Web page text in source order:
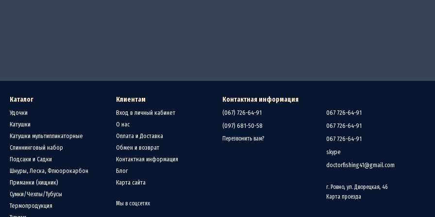
Каталог
Удочки
Катушки
Катушки мультипликаторные
Спиннинговый набор
Подсаки и Садки
Шнуры, Леска, Флюорокарбон
Приманки (хищник)
Сумки/Чехлы/Тубусы
Термопродукция
Клиентам
Вход в личный кабинет
О нас
Оплата и Доставка
Обмен и возврат
Контактная информация
Блог
Карта сайта
Мы в соцсетях
Контактная информация
(067) 726-64-91
(097) 681-50-58
Перезвонить вам?
067 726-64-91
067 726-64-91
067 726-64-91
skype
doctorfishing41@gmail.com
г. Ровно, ул. Дворецкая, 46
Карта проезда